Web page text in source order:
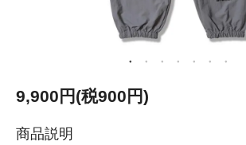
9,900円(税900円)
商品説明